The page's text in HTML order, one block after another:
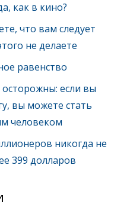
как в кино?
что вам следует
не делаете
равенство
осторожны: если вы
вы можете стать
человеком
никогда не
399 долларов